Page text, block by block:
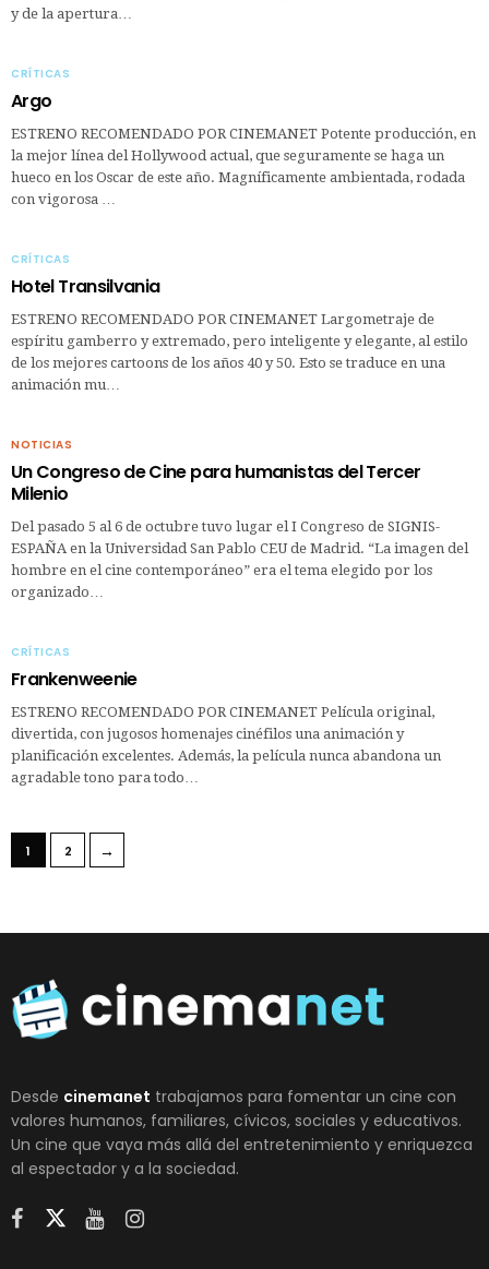
y de la apertura…
CRÍTICAS
Argo
ESTRENO RECOMENDADO POR CINEMANET Potente producción, en
la mejor línea del Hollywood actual, que seguramente se haga un
hueco en los Oscar de este año. Magníficamente ambientada, rodada
con vigorosa …
CRÍTICAS
Hotel Transilvania
ESTRENO RECOMENDADO POR CINEMANET Largometraje de
espíritu gamberro y extremado, pero inteligente y elegante, al estilo
de los mejores cartoons de los años 40 y 50. Esto se traduce en una
animación mu…
NOTICIAS
Un Congreso de Cine para humanistas del Tercer
Milenio
Del pasado 5 al 6 de octubre tuvo lugar el I Congreso de SIGNIS-
ESPAÑA en la Universidad San Pablo CEU de Madrid. “La imagen del
hombre en el cine contemporáneo” era el tema elegido por los
organizado…
CRÍTICAS
Frankenweenie
ESTRENO RECOMENDADO POR CINEMANET Película original,
divertida, con jugosos homenajes cinéfilos una animación y
planificación excelentes. Además, la película nunca abandona un
agradable tono para todo…
1 2 →
Desde cinemanet trabajamos para fomentar un cine con
valores humanos, familiares, cívicos, sociales y educativos.
Un cine que vaya más allá del entretenimiento y enriquezca
al espectador y a la sociedad.